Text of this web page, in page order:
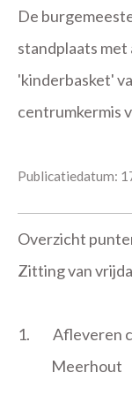
De
standplaats
'kinderbasket'
centrumkermis
Publicatiedatum:
Overzicht
Zitting van
1.
Afleveren
Meerhout